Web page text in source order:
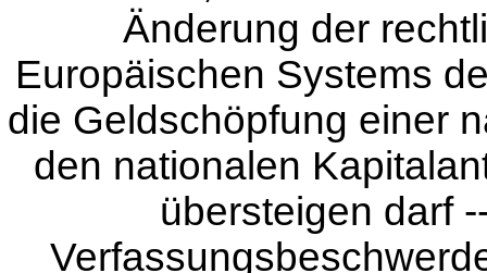
Änderung der
Europäischen Systems
die Geldschöpfung einer
den nationalen
übersteigen darf